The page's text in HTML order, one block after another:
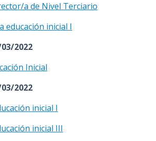
a de Nivel Terciario
educación inicial I
2022
Inicial
2022
inicial I
inicial III